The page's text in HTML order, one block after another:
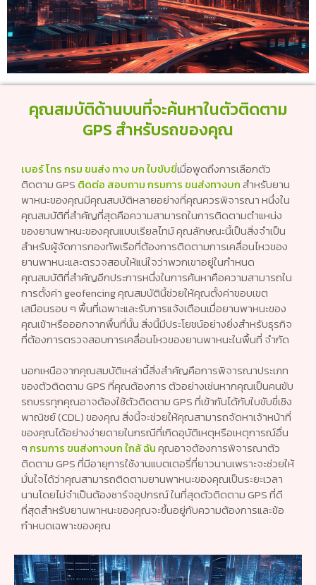
คุณสมบัติด้านบนที่จะค้นหาในตัวติดตาม
GPS สำหรับรถของคุณ
เบอร์ โทร กรม ขนส่ง ทาง บก ใบขับขี่เมื่อพูดถึงการเลือกตัว
ติดตาม GPS ติดต่อ สอบถาม กรมการ ขนส่งทางบกสำหรับยาน
พาหนะของคุณมีคุณสมบัติหลายอย่างที่คุณควรพิจารณา หนึ่งใน
คุณสมบัติที่สำคัญที่สุดคือความสามารถในการติดตามตำแหน่ง
ของยานพาหนะของคุณแบบเรียลไทม์ คุณลักษณะนี้เป็นสิ่งจำเป็น
สำหรับผู้จัดการกองทัพเรือที่ต้องการติดตามการเคลื่อนไหวของ
ยานพาหนะและตรวจสอบให้แน่ใจว่าพวกเขาอยู่ในกำหนด
คุณสมบัติที่สำคัญอีกประการหนึ่งในการค้นหาคือความสามารถใน
การตั้งค่า geofencing คุณสมบัตินี้ช่วยให้คุณตั้งค่าขอบเขต
เสมือนรอบ ๆ พื้นที่เฉพาะและรับการแจ้งเตือนเมื่อยานพาหนะของ
คุณเข้าหรือออกจากพื้นที่นั้น สิ่งนี้มีประโยชน์อย่างยิ่งสำหรับธุรกิจ
ที่ต้องการตรวจสอบการเคลื่อนไหวของยานพาหนะในพื้นที่ จำกัด
นอกเหนือจากคุณสมบัติเหล่านี้สิ่งสำคัญคือการพิจารณาประเภท
ของตัวติดตาม GPS ที่คุณต้องการ ตัวอย่างเช่นหากคุณเป็นคนขับ
รถบรรทุกคุณอาจต้องใช้ตัวติดตาม GPS ที่เข้ากันได้กับใบขับขี่เชิง
พาณิชย์ (CDL) ของคุณ สิ่งนี้จะช่วยให้คุณสามารถจัดหาเจ้าหน้าที่
ของคุณได้อย่างง่ายดายในกรณีที่เกิดอุบัติเหตุหรือเหตุการณ์อื่น
ๆกรมการ ขนส่งทางบก ใกล้ ฉันคุณอาจต้องการพิจารณาตัว
ติดตาม GPS ที่มีอายุการใช้งานแบตเตอรี่ที่ยาวนานเพราะจะช่วยให้
มั่นใจได้ว่าคุณสามารถติดตามยานพาหนะของคุณเป็นระยะเวลา
นานโดยไม่จำเป็นต้องชาร์จอุปกรณ์ ในที่สุดตัวติดตาม GPS ที่ดี
ที่สุดสำหรับยานพาหนะของคุณจะขึ้นอยู่กับความต้องการและข้อ
กำหนดเฉพาะของคุณ